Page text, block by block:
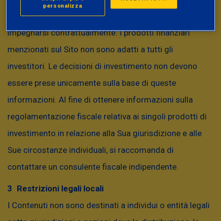
classe I
Etica
Etica Rendita
Bilanciata - classe I
Sistema
Etica
Bilanciati
Obbligazionari
Etica Obbligazionario
Misto - classe I
Sistema
Etica
Obbligazionari
Misti
Breve Termine -
classe I
Sistema
Obbligazionari
Euro
Dati aggiornati al 04-08-2026
ETICA BILANCIATO
effettuare qualsiasi transazione finanziaria o ad
impegnarsi contrattualmente. I prodotti finanziari
menzionati sul Sito non sono adatti a tutti gli
investitori. Le decisioni di investimento non devono
essere prese unicamente sulla base di queste
informazioni. Al fine di ottenere informazioni sulla
regolamentazione fiscale relativa ai singoli prodotti di
investimento in relazione alla Sua giurisdizione e alle
Sue circostanze individuali, si raccomanda di
contattare un consulente fiscale indipendente.
Restrizioni legali locali
I Contenuti non sono destinati a individui o entità legali
personalizza